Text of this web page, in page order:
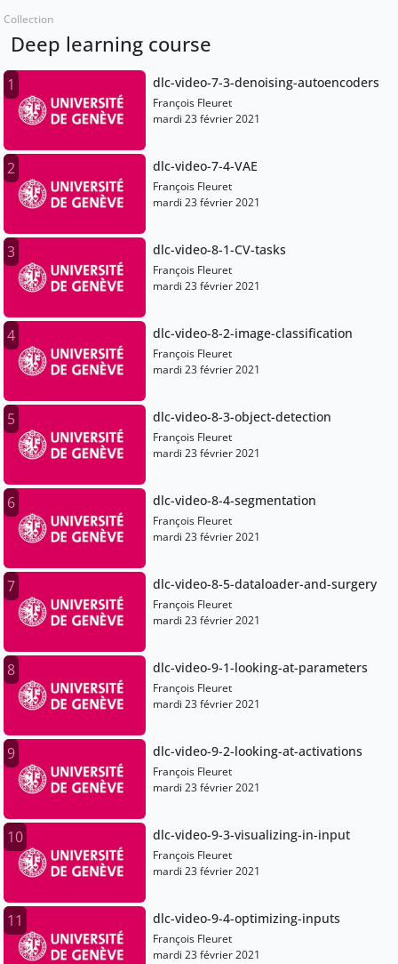
Collection
Deep learning course
1 dlc-video-7-3-denoising-autoencoders
François Fleuret
mardi 23 février 2021
2 dlc-video-7-4-VAE
François Fleuret
mardi 23 février 2021
3 dlc-video-8-1-CV-tasks
François Fleuret
mardi 23 février 2021
4 dlc-video-8-2-image-classification
François Fleuret
mardi 23 février 2021
5 dlc-video-8-3-object-detection
François Fleuret
mardi 23 février 2021
6 dlc-video-8-4-segmentation
François Fleuret
mardi 23 février 2021
7 dlc-video-8-5-dataloader-and-surgery
François Fleuret
mardi 23 février 2021
8 dlc-video-9-1-looking-at-parameters
François Fleuret
mardi 23 février 2021
9 dlc-video-9-2-looking-at-activations
François Fleuret
mardi 23 février 2021
10 dlc-video-9-3-visualizing-in-input
François Fleuret
mardi 23 février 2021
11 dlc-video-9-4-optimizing-inputs
François Fleuret
mardi 23 février 2021